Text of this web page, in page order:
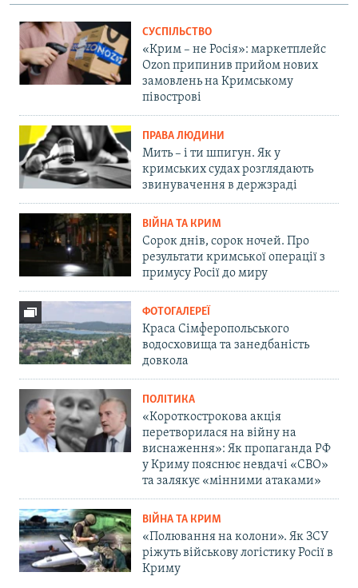
СУСПІЛЬСТВО
«Крим – не Росія»: маркетплейс
Ozon припинив прийом нових
замовлень на Кримському
півострові
ПРАВА ЛЮДИНИ
Мить – і ти шпигун. Як у
кримських судах розглядають
звинувачення в держзраді
ВІЙНА ТА КРИМ
Сорок днів, сорок ночей. Про
результати кримської операції з
примусу Росії до миру
ФОТОГАЛЕРЕЇ
Краса Сімферопольського
водосховища та занедбаність
довкола
ПОЛІТИКА
«Короткострокова акція
перетворилася на війну на
виснаження»: Як пропаганда РФ
у Криму пояснює невдачі «СВО»
та залякує «мінними атаками»
ВІЙНА ТА КРИМ
«Полювання на колони». Як ЗСУ
ріжуть військову логістику Росії в
Криму